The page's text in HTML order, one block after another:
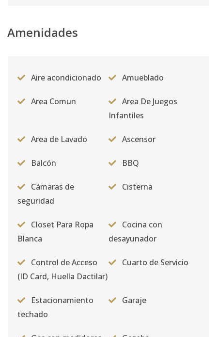
Amenidades
Aire acondicionado Amueblado
Area Comun
Area De Juegos
Infantiles
Area de Lavado Ascensor
Balcón BBQ
Cámaras de
seguridad
Cisterna
Closet Para Ropa
Blanca
Cocina con
desayunador
Control de Acceso
(ID Card, Huella Dactilar)
Cuarto de Servicio
Estacionamiento
techado
Garaje